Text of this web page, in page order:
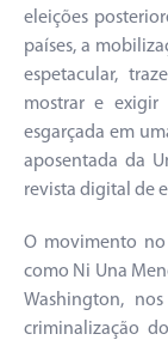
eleições
países, a
espetacular,
mostrar e
esgarçada em
aposentada da
revista digital de
O movimento
como Ni Una
Washington,
criminalização